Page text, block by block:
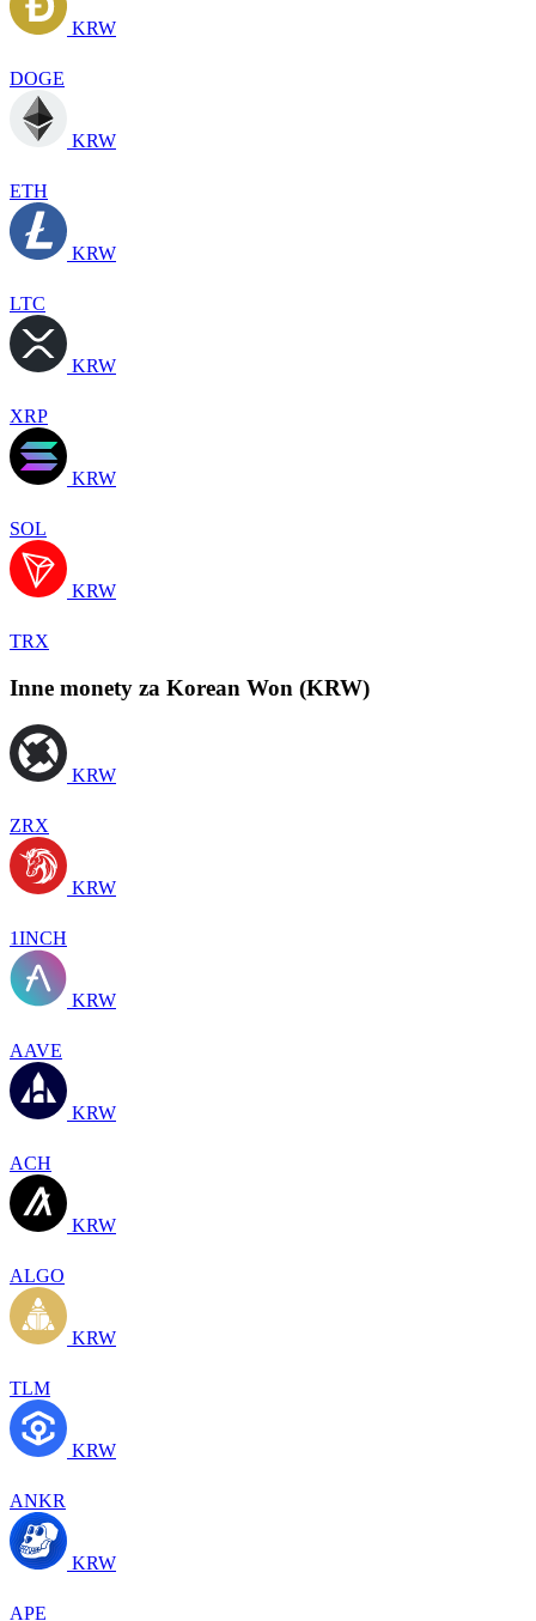
KRW
DOGE
KRW
ETH
KRW
LTC
KRW
XRP
KRW
SOL
KRW
TRX
Inne monety za Korean Won (KRW)
KRW
ZRX
KRW
1INCH
KRW
AAVE
KRW
ACH
KRW
ALGO
KRW
TLM
KRW
ANKR
KRW
APE